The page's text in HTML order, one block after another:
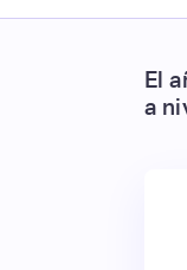
El
a